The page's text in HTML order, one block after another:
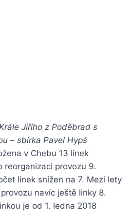
Jiřího z Poděbrad s
– sbírka Pavel Hypš
v Chebu 13 linek
reorganizaci provozu 9.
linek snížen na 7. Mezi lety
navíc ještě linky 8.
je od 1. ledna 2018